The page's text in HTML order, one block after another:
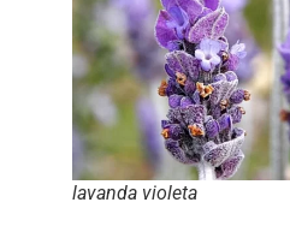
lavanda violeta